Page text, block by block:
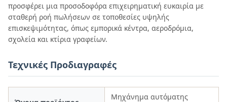
προσφέρει μια προσοδοφόρα επιχειρηματική ευκαιρία με
σταθερή ροή πωλήσεων σε τοποθεσίες υψηλής
επισκεψιμότητας, όπως εμπορικά κέντρα, αεροδρόμια,
σχολεία και κτίρια γραφείων.
Τεχνικές Προδιαγραφές
Μηχάνημα αυτόματης